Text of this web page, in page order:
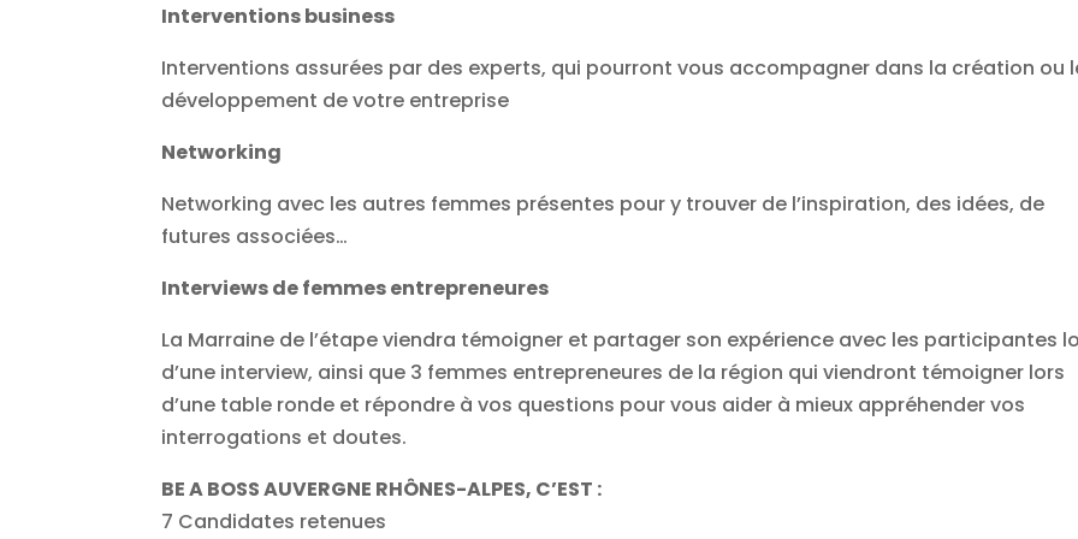
Interventions business
Interventions assurées par des experts, qui pourront vous accompagner dans la création ou
développement de votre entreprise
Networking
Networking avec les autres femmes présentes pour y trouver de l’inspiration, des idées, de
futures associées…
Interviews de femmes entrepreneures
La Marraine de l’étape viendra témoigner et partager son expérience avec les participantes
d’une interview, ainsi que 3 femmes entrepreneures de la région qui viendront témoigner lors
d’une table ronde et répondre à vos questions pour vous aider à mieux appréhender vos
interrogations et doutes.
BE A BOSS AUVERGNE RHÔNES-ALPES, C’EST :
7 Candidates retenues